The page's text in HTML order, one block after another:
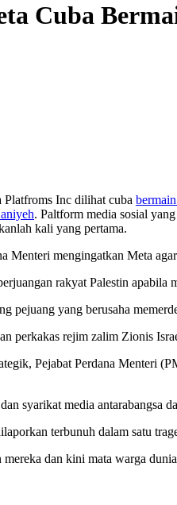
Cuba
Inc dilihat cuba
. Paltform media sosial
kali yang pertama.
Menteri mengingatkan Meta
rakyat Palestin
pejuang yang berusaha
perkakas rejim zalim Zionis
Pejabat Perdana Menteri
syarikat media antarabangsa
terbunuh dalam satu
dan kini mata warga